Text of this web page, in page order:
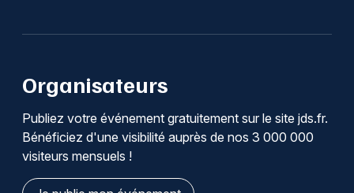
Organisateurs
Publiez votre événement gratuitement sur le site jds.fr.
Bénéficiez d'une visibilité auprès de nos 3 000 000
visiteurs mensuels !